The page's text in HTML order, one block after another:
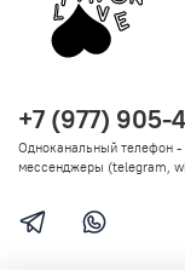
+7 (977) 905-
Одноканальный телефон -
мессенджеры (telegram,